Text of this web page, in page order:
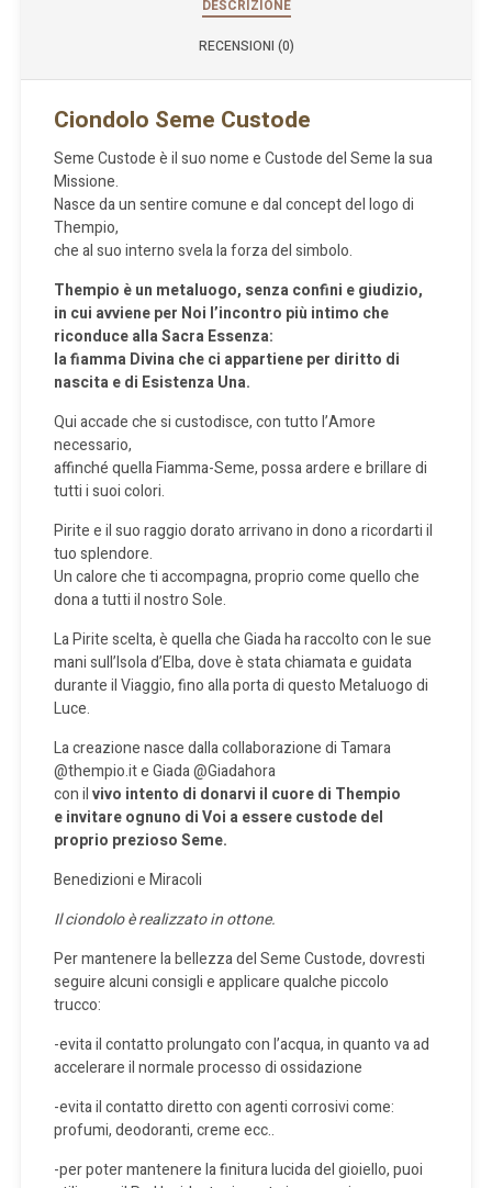
DESCRIZIONE
RECENSIONI (0)
Ciondolo Seme Custode
Seme Custode è il suo nome e Custode del Seme la sua
Missione.
Nasce da un sentire comune e dal concept del logo di
Thempio,
che al suo interno svela la forza del simbolo.
Thempio è un metaluogo, senza confini e giudizio,
in cui avviene per Noi l’incontro più intimo che
riconduce alla Sacra Essenza:
la fiamma Divina che ci appartiene per diritto di
nascita e di Esistenza Una.
Qui accade che si custodisce, con tutto l’Amore
necessario,
affinché quella Fiamma-Seme, possa ardere e brillare di
tutti i suoi colori.
Pirite e il suo raggio dorato arrivano in dono a ricordarti il
tuo splendore.
Un calore che ti accompagna, proprio come quello che
dona a tutti il nostro Sole.
La Pirite scelta, è quella che Giada ha raccolto con le sue
mani sull’Isola d’Elba, dove è stata chiamata e guidata
durante il Viaggio, fino alla porta di questo Metaluogo di
Luce.
La creazione nasce dalla collaborazione di Tamara
@thempio.it e Giada @Giadahora
con ilvivo intento di donarvi il cuore di Thempio
e invitare ognuno di Voi a essere custode del
proprio prezioso Seme.
Benedizioni e Miracoli
Il ciondolo è realizzato in ottone.
Per mantenere la bellezza del Seme Custode, dovresti
seguire alcuni consigli e applicare qualche piccolo
trucco:
-evita il contatto prolungato con l’acqua, in quanto va ad
accelerare il normale processo di ossidazione
-evita il contatto diretto con agenti corrosivi come:
profumi, deodoranti, creme ecc..
-per poter mantenere la finitura lucida del gioiello, puoi